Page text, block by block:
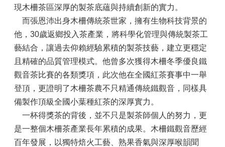
現木柵茶區深厚的製茶底蘊與持續創新的實力。
而張恩沛出身木柵傳統茶世家，擁有生物科技背景的
他，30歲返鄉投入茶產業，將科學化管理與傳統製茶工
藝結合，讓過去仰賴經驗累積的製茶技藝，建立更穩定
且精確的品質管理模式。他曾多次獲得木柵冬季優良鐵
觀音茶比賽的各類獎項，此次他在全國紅茶賽事中一舉
登頂，更證明了木柵茶農不只精通傳統鐵觀音，同樣具
備製作頂級全國小葉種紅茶的深厚實力。
一杯得獎茶的背後，並不只是製茶師個人的努力，更
是一整個木柵茶產業長年累積的成果。木柵鐵觀音歷經
百年發展，以獨特焙火工藝、熟果香氣與深厚喉韻聞